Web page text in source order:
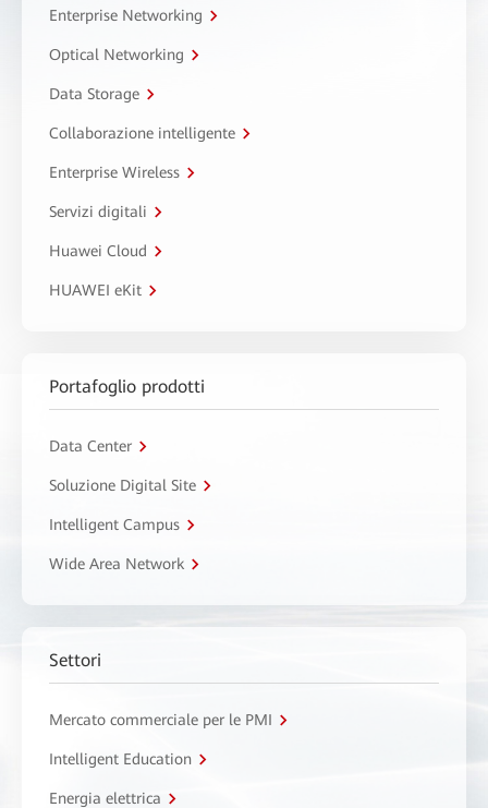
Enterprise Networking
Optical Networking
Data Storage
Collaborazione intelligente
Enterprise Wireless
Servizi digitali
Huawei Cloud
HUAWEI eKit
Portafoglio prodotti
Data Center
Soluzione Digital Site
Intelligent Campus
Wide Area Network
Settori
Mercato commerciale per le PMI
Intelligent Education
Energia elettrica